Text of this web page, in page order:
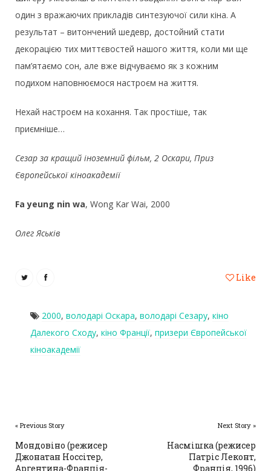
один з вражаючих прикладів синтезуючої сили кіна. А
результат – витончений шедевр, достойний стати
декорацією тих миттєвостей нашого життя, коли ми ще
пам’ятаємо сон, але вже відчуваємо як з кожним
подихом наповнюємося настроєм на життя.
Нехай настроєм на кохання. Так простіше, так
приємніше…
Сезар за кращий іноземний фільм, 2 Оскари, Приз
Європейської кіноакадемії
Fa yeung nin wa, Wong Kar Wai, 2000
Олег Яськів
Like
2000, володарі Оскара, володарі Сезару, кіно
Далекого Сходу, кіно Франції, призери Європейської
кіноакадемії
« Previous Story
Мондовіно (режисер
Джонатан Носсітер,
Аргентина-Франція-
Next Story »
Насмішка (режисер
Патріс Леконт,
Франція, 1996)